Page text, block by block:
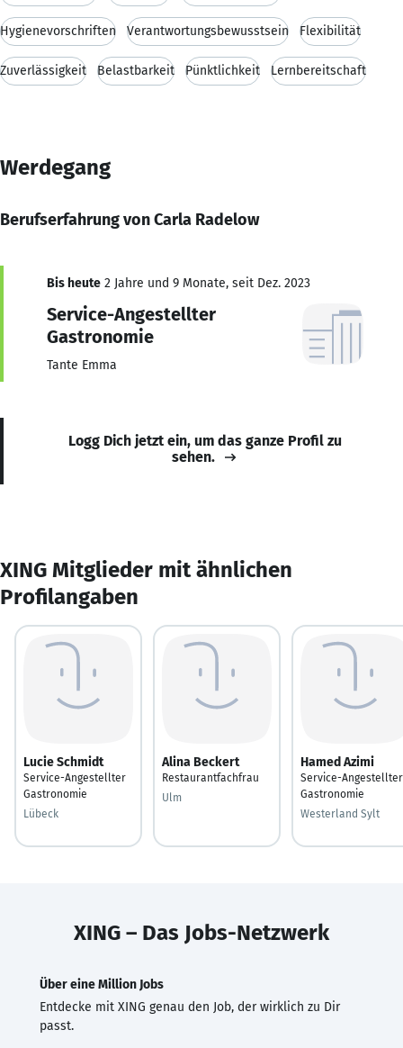
Hygienevorschriften Verantwortungsbewusstsein Flexibilität
Zuverlässigkeit Belastbarkeit Pünktlichkeit Lernbereitschaft
Werdegang
Berufserfahrung von Carla Radelow
Bis heute 2 Jahre und 9 Monate, seit Dez. 2023
Service-Angestellter
Gastronomie
Tante Emma
Logg Dich jetzt ein, um das ganze Profil zu
sehen.
XING Mitglieder mit ähnlichen
Profilangaben
Lucie Schmidt
Service-Angestellter
Gastronomie
Lübeck
Alina Beckert
Restaurantfachfrau
Ulm
Hamed Azimi
Service-Angestellter
Gastronomie
Westerland Sylt
XING – Das Jobs-Netzwerk
Über eine Million Jobs
Entdecke mit XING genau den Job, der wirklich zu Dir
passt.